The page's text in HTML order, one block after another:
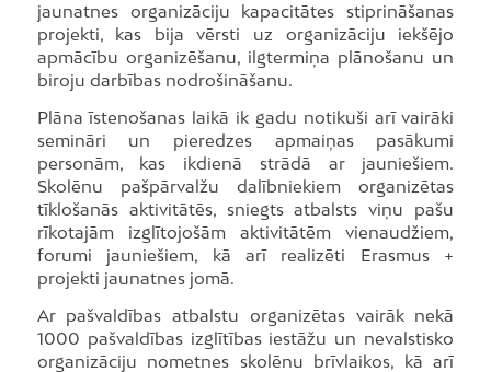
jaunatnes organizāciju kapacitātes stiprināšanas
projekti, kas bija vērsti uz organizāciju iekšējo
apmācību organizēšanu, ilgtermiņa plānošanu un
biroju darbības nodrošināšanu.
Plāna īstenošanas laikā ik gadu notikuši arī vairāki
semināri un pieredzes apmaiņas pasākumi
personām, kas ikdienā strādā ar jauniešiem.
Skolēnu pašpārvalžu dalībniekiem organizētas
tīklošanās aktivitātēs, sniegts atbalsts viņu pašu
rīkotajām izglītojošām aktivitātēm vienaudžiem,
forumi jauniešiem, kā arī realizēti Erasmus +
projekti jaunatnes jomā.
Ar pašvaldības atbalstu organizētas vairāk nekā
1000 pašvaldības izglītības iestāžu un nevalstisko
organizāciju nometnes skolēnu brīvlaikos, kā arī